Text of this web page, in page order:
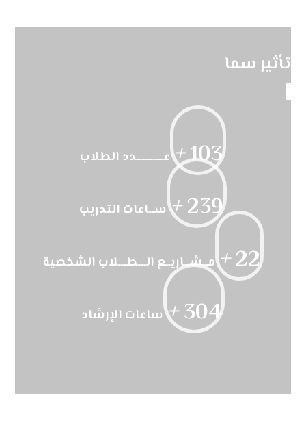
تأثير سما
_
103
+ عــــــــــدد الطلاب
239
+ ســاعات التدريب
22
+مــشــاريــع الـــطـــلاب الشخصية
304
+ ساعات الإرشاد